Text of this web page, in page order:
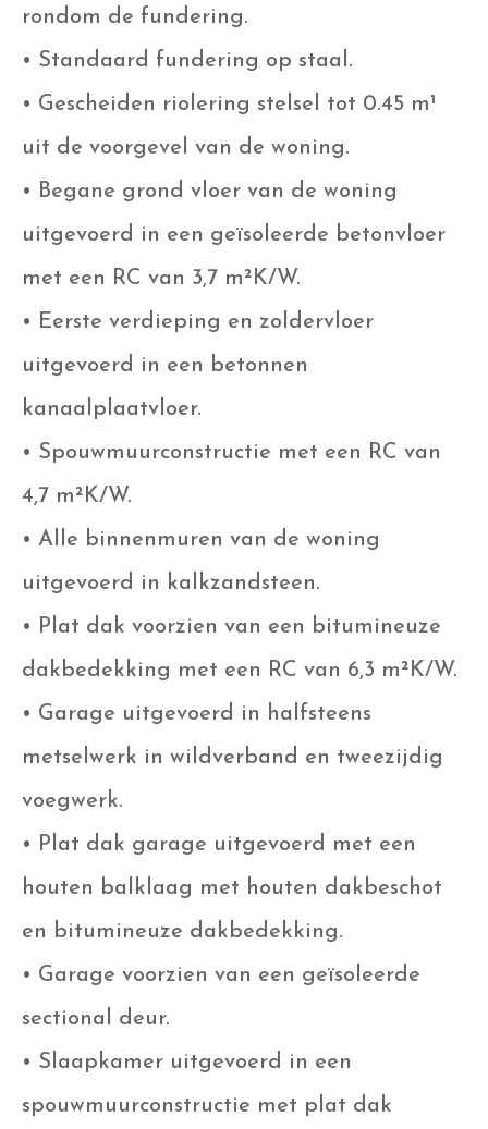
rondom de fundering.
• Standaard fundering op staal.
• Gescheiden riolering stelsel tot 0.45 m¹
uit de voorgevel van de woning.
• Begane grond vloer van de woning
uitgevoerd in een geïsoleerde betonvloer
met een RC van 3,7 m²K/W.
• Eerste verdieping en zoldervloer
uitgevoerd in een betonnen
kanaalplaatvloer.
• Spouwmuurconstructie met een RC van
4,7 m²K/W.
• Alle binnenmuren van de woning
uitgevoerd in kalkzandsteen.
• Plat dak voorzien van een bitumineuze
dakbedekking met een RC van 6,3 m²K/W.
• Garage uitgevoerd in halfsteens
metselwerk in wildverband en tweezijdig
voegwerk.
• Plat dak garage uitgevoerd met een
houten balklaag met houten dakbeschot
en bitumineuze dakbedekking.
• Garage voorzien van een geïsoleerde
sectional deur.
• Slaapkamer uitgevoerd in een
spouwmuurconstructie met plat dak